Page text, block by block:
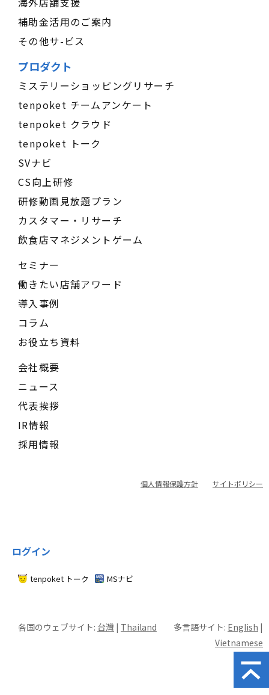
補助金活用のご案内
その他サ-ビス
プロダクト
ミステリーショッピングリサーチ
tenpoket チームアンケート
tenpoket クラウド
tenpoket トーク
SVナビ
CS向上研修
研修動画見放題プラン
カスタマー・リサーチ
飲食店マネジメントゲーム
セミナー
働きたい店舗アワード
導入事例
コラム
お役立ち資料
会社概要
ニュース
代表挨拶
IR情報
採用情報
個人情報保護方針 サイトポリシー
ログイン
tenpoket トーク MSナビ
各国のウェブサイト: 台灣 | Thailand 多言語サイト: English |
Vietnamese